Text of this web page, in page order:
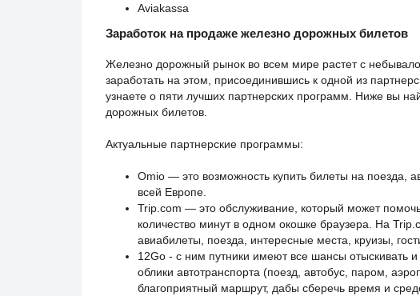
Aviakassa
Заработок на продаже железно дорожных билетов
Железно дорожный рынок во всем мире растет с
заработать на этом, присоединившись к одной из
узнаете о пяти лучших партнерских программ. Ниже вы
дорожных билетов.
Актуальные партнерские программы:
Omio — это возможность купить билеты на поезда,
всей Европе.
Trip.com — это обслуживание, который может
количество минут в одном окошке браузера. На
авиабилеты, поезда, интересные места, круизы,
12Go - с ним путники имеют все шансы отыскивать
облики автотранспорта (поезд, автобус, паром,
благоприятный маршрут, дабы сберечь время и